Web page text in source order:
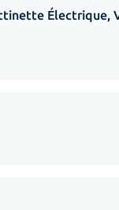
Électrique,